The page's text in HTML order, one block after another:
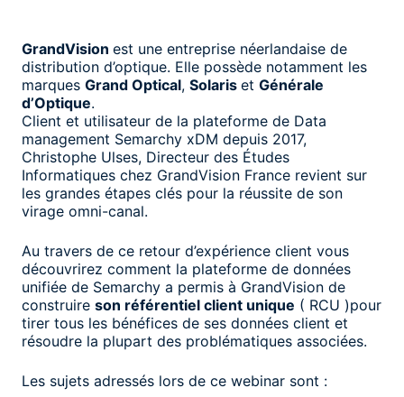
GrandVision est une entreprise néerlandaise de
distribution d’optique. Elle possède notamment les
marques Grand Optical, Solaris et Générale
d’Optique.
Client et utilisateur de la plateforme de Data
management Semarchy xDM depuis 2017,
Christophe Ulses, Directeur des Études
Informatiques chez GrandVision France revient sur
les grandes étapes clés pour la réussite de son
virage omni-canal.
Au travers de ce retour d’expérience client vous
découvrirez comment la plateforme de données
unifiée de Semarchy a permis à GrandVision de
construire son référentiel client unique ( RCU )pour
tirer tous les bénéfices de ses données client et
résoudre la plupart des problématiques associées.
Les sujets adressés lors de ce webinar sont :